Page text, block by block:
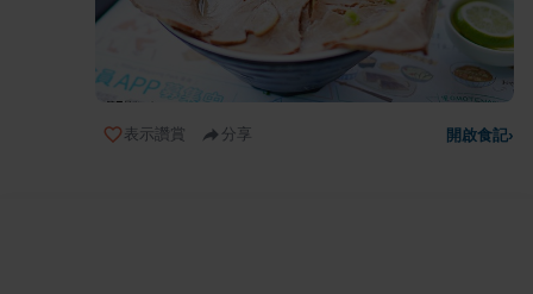
表示讚賞 分享 開啟食記›